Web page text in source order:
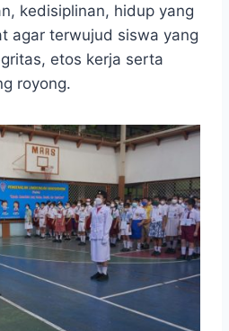
kedisiplinan, hidup yang
agar terwujud siswa yang
etos kerja serta
royong.